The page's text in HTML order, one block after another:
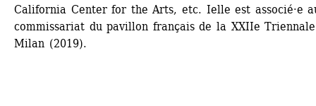
California Center for the Arts, etc. Ielle est associé·e
commissariat du pavillon français de la XXIIe
Milan (2019).